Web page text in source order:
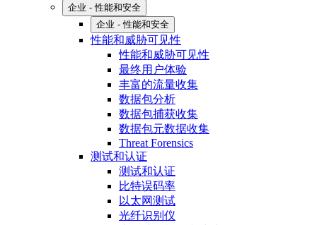
企业 - 性能和安全
企业 - 性能和安全
性能和威胁可见性
性能和威胁可见性
最终用户体验
丰富的流量收集
数据包分析
数据包捕获收集
数据包元数据收集
Threat Forensics
测试和认证
测试和认证
比特误码率
以太网测试
光纤识别仪